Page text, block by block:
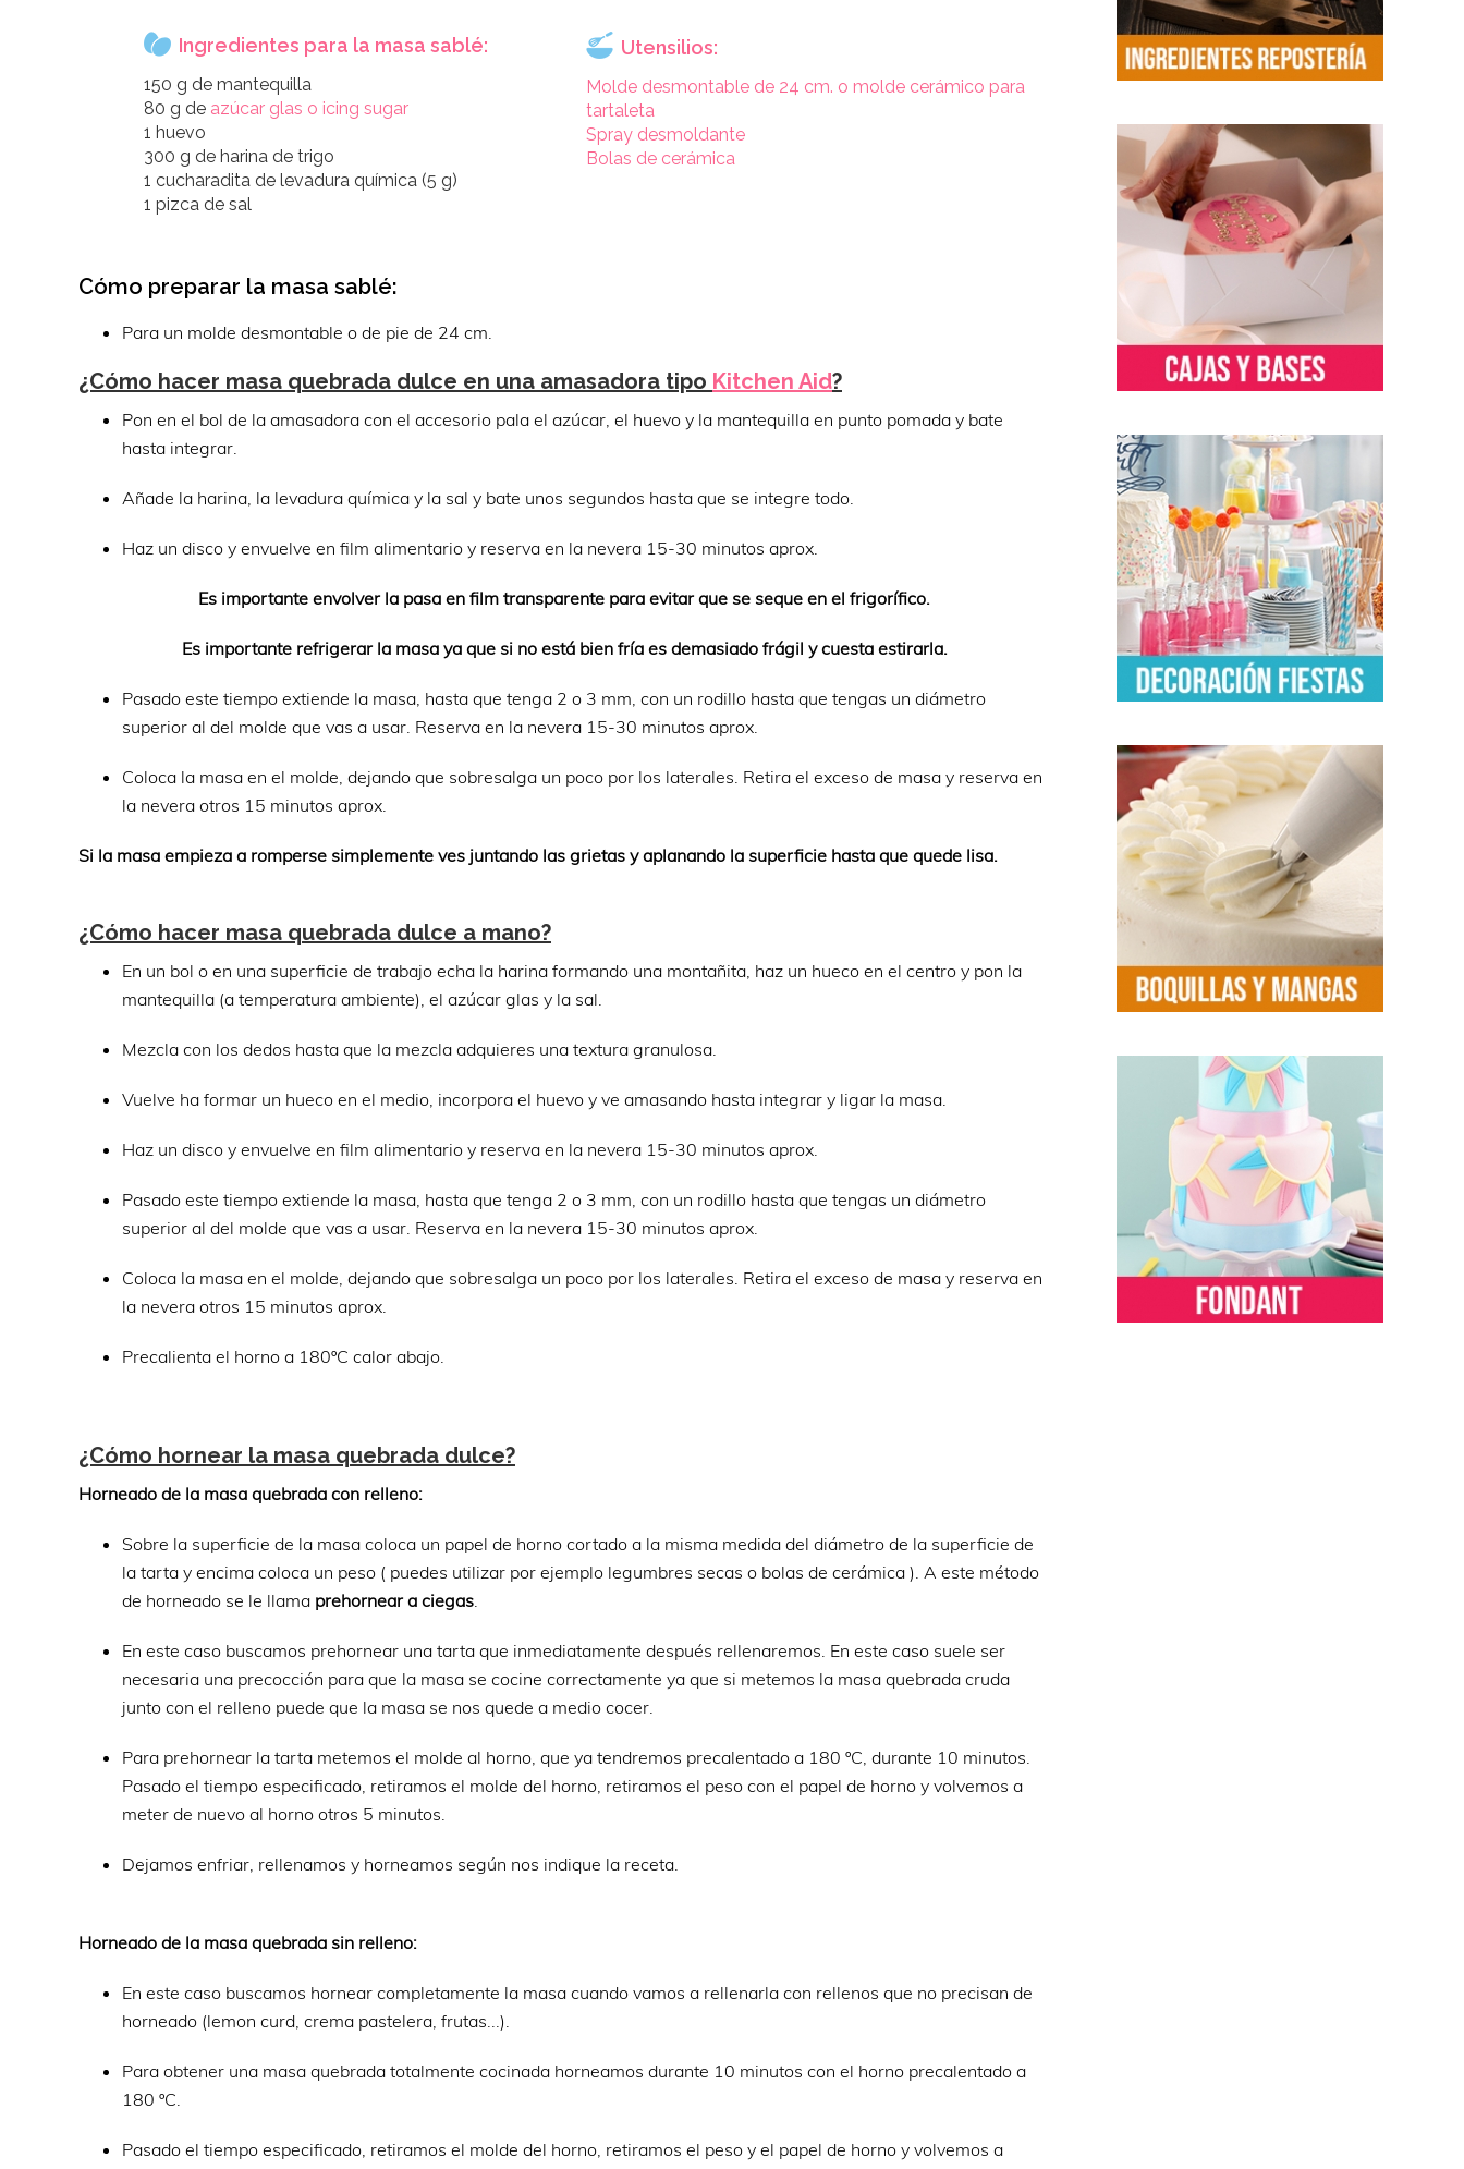
Ingredientes para la masa sablé:
150 g de mantequilla
80 g de azúcar glas o icing sugar
1 huevo
300 g de harina de trigo
1 cucharadita de levadura química (5 g)
1 pizca de sal
Utensilios:
Molde desmontable de 24 cm. o molde cerámico para
tartaleta
Spray desmoldante
Bolas de cerámica
Cómo preparar la masa sablé:
Para un molde desmontable o de pie de 24 cm.
¿Cómo hacer masa quebrada dulce en una amasadora tipo Kitchen Aid?
Pon en el bol de la amasadora con el accesorio pala el azúcar, el huevo y la mantequilla en punto pomada y bate
hasta integrar.
Añade la harina, la levadura química y la sal y bate unos segundos hasta que se integre todo.
Haz un disco y envuelve en film alimentario y reserva en la nevera 15-30 minutos aprox.
Es importante envolver la pasa en film transparente para evitar que se seque en el frigorífico.
Es importante refrigerar la masa ya que si no está bien fría es demasiado frágil y cuesta estirarla.
Pasado este tiempo extiende la masa, hasta que tenga 2 o 3 mm, con un rodillo hasta que tengas un diámetro
superior al del molde que vas a usar. Reserva en la nevera 15-30 minutos aprox.
Coloca la masa en el molde, dejando que sobresalga un poco por los laterales. Retira el exceso de masa y reserva en
la nevera otros 15 minutos aprox.
Si la masa empieza a romperse simplemente ves juntando las grietas y aplanando la superficie hasta que quede lisa.
¿Cómo hacer masa quebrada dulce a mano?
En un bol o en una superficie de trabajo echa la harina formando una montañita, haz un hueco en el centro y pon la
mantequilla (a temperatura ambiente), el azúcar glas y la sal.
Mezcla con los dedos hasta que la mezcla adquieres una textura granulosa.
Vuelve ha formar un hueco en el medio, incorpora el huevo y ve amasando hasta integrar y ligar la masa.
Haz un disco y envuelve en film alimentario y reserva en la nevera 15-30 minutos aprox.
Pasado este tiempo extiende la masa, hasta que tenga 2 o 3 mm, con un rodillo hasta que tengas un diámetro
superior al del molde que vas a usar. Reserva en la nevera 15-30 minutos aprox.
Coloca la masa en el molde, dejando que sobresalga un poco por los laterales. Retira el exceso de masa y reserva en
la nevera otros 15 minutos aprox.
Precalienta el horno a 180ºC calor abajo.
¿Cómo hornear la masa quebrada dulce?
Horneado de la masa quebrada con relleno:
Sobre la superficie de la masa coloca un papel de horno cortado a la misma medida del diámetro de la superficie de
la tarta y encima coloca un peso ( puedes utilizar por ejemplo legumbres secas o bolas de cerámica ). A este método
de horneado se le llama prehornear a ciegas.
En este caso buscamos prehornear una tarta que inmediatamente después rellenaremos. En este caso suele ser
necesaria una precocción para que la masa se cocine correctamente ya que si metemos la masa quebrada cruda
junto con el relleno puede que la masa se nos quede a medio cocer.
Para prehornear la tarta metemos el molde al horno, que ya tendremos precalentado a 180 ºC, durante 10 minutos.
Pasado el tiempo especificado, retiramos el molde del horno, retiramos el peso con el papel de horno y volvemos a
meter de nuevo al horno otros 5 minutos.
Dejamos enfriar, rellenamos y horneamos según nos indique la receta.
Horneado de la masa quebrada sin relleno:
En este caso buscamos hornear completamente la masa cuando vamos a rellenarla con rellenos que no precisan de
horneado (lemon curd, crema pastelera, frutas...).
Para obtener una masa quebrada totalmente cocinada horneamos durante 10 minutos con el horno precalentado a
180 ºC.
Pasado el tiempo especificado, retiramos el molde del horno, retiramos el peso y el papel de horno y volvemos a